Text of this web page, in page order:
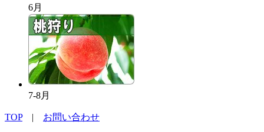
6月
7-8月
TOP| お問い合わせ